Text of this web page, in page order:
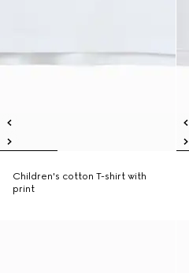
Children's cotton T-shirt with
print